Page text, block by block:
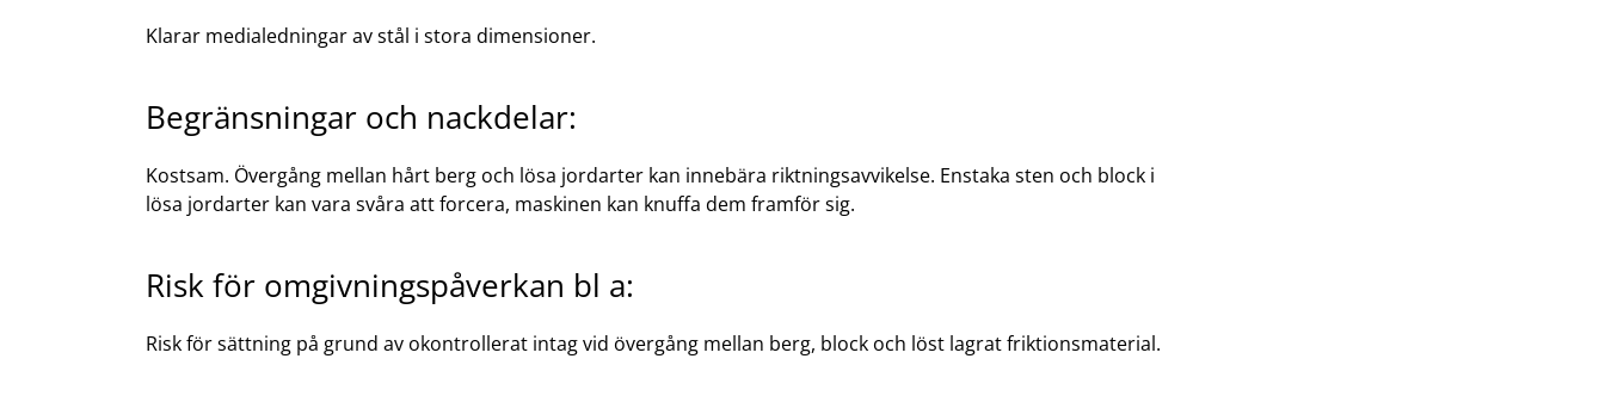
Klarar medialedningar av stål i stora dimensioner.
Begränsningar och nackdelar:
Kostsam. Övergång mellan hårt berg och lösa jordarter kan innebära riktningsavvikelse. Enstaka sten och block i
lösa jordarter kan vara svåra att forcera, maskinen kan knuffa dem framför sig.
Risk för omgivningspåverkan bl a:
Risk för sättning på grund av okontrollerat intag vid övergång mellan berg, block och löst lagrat friktionsmaterial.